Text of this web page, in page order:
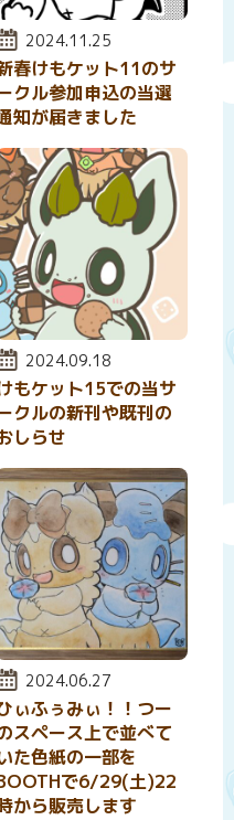
投稿日:
2024.11.25
春けもケット11のサ
クル参加申込の当選
知が届きました
投稿日:
2024.09.18
もケット15での当サ
クルの新刊や既刊の
しらせ
投稿日:
2024.06.27
ぃふぅみぃ！！つー
スペース上で並べて
た色紙の一部を
で6/29(土)22
から販売します